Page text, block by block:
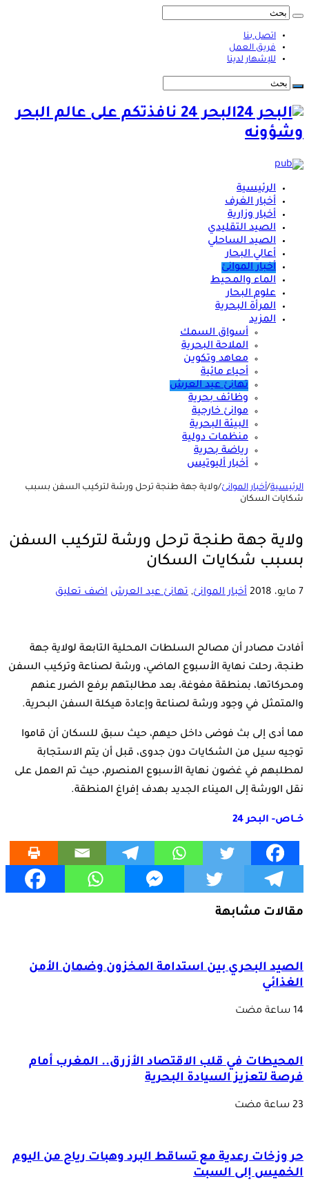
اتصل بنا
فريق العمل
للإشهار لدينا
البحر 24 نافذتكم على عالم البحر
وشؤونه
الرئيسية
أخبار الغرف
أخبار وزارية
الصيد التقليدي
الصيد الساحلي
أعالي البحار
أخبار الموانئ
الماء والمحيط
علوم البحار
المرأة البحرية
المزيد
أسواق السمك
الملاحة البحرية
معاهد وتكوين
أحياء مائية
تهانئ عيد العرش
وظائف بحرية
موانئ خارجية
البيئة البحرية
منظمات دولية
رياضة بحرية
أخبار أليوتيس
الرئيسية/أخبار الموانئ/ولاية جهة طنجة ترحل ورشة لتركيب السفن بسبب
شكايات السكان
ولاية جهة طنجة ترحل ورشة لتركيب السفن
بسبب شكايات السكان
7 مايو، 2018 أخبار الموانئ, تهانئ عيد العرش اضف تعليق
أفادت مصادر أن مصالح السلطات المحلية التابعة لولاية جهة
طنجة، رحلت نهاية الأسبوع الماضي، ورشة لصناعة وتركيب السفن
ومحركاتها، بمنطقة مغوغة، بعد مطالبتهم برفع الضرر عنهم
والمتمثل في وجود ورشة لصناعة وإعادة هيكلة السفن البحرية.
مما أدى إلى بث فوضى داخل حيهم، حيث سبق للسكان أن قاموا
توجيه سيل من الشكايات دون جدوى، قبل أن يتم الاستجابة
لمطلبهم في غضون نهاية الأسبوع المنصرم، حيث تم العمل على
نقل الورشة إلى الميناء الجديد بهدف إفراغ المنطقة.
خــاص- البحر 24
مقالات مشابهة
الصيد البحري بين استدامة المخزون وضمان الأمن
الغذائي
المحيطات في قلب الاقتصاد الأزرق.. المغرب أمام
فرصة لتعزيز السيادة البحرية
حر وزخات رعدية مع تساقط البرد وهبات رياح من اليوم
الخميس إلى السبت